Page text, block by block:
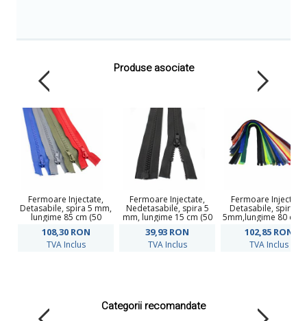
Produse asociate
Fermoare Injectate,
Detasabile, spira 5 mm,
lungime 85 cm (50
108,30 RON
TVA Inclus
Fermoare Injectate,
Nedetasabile, spira 5
mm, lungime 15 cm (50
Negru
39,93 RON
TVA Inclus
Fermoare Injectate,
Detasabile, spira de
5mm,lungime 80 cm
102,85 RON
TVA Inclus
Categorii recomandate